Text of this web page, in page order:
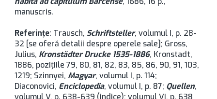
manuscris.
Referinţe: Trausch, Schriftsteller, volumul I, p. 28-
32 [se oferă detalii despre operele sale]; Gross,
Julius, Kronstädter Drucke 1535-1886, Kronstadt,
1886, poziţiile 79, 80, 81, 82, 83, 85, 86, 90, 91, 103,
1219; Szinnyei, Magyar, volumul I, p. 114;
Diaconovici, Enciclopedia, volumul I, p. 87; Quellen,
volumul V, p. 638-639 (indice); volumul VI, p. 638